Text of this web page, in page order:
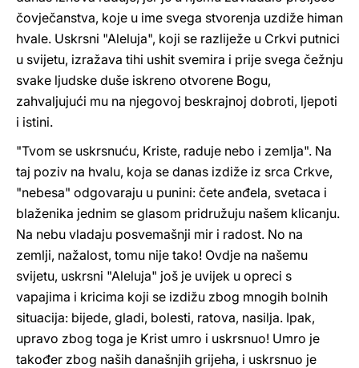
čovječanstva, koje u ime svega stvorenja uzdiže himan
hvale. Uskrsni "Aleluja", koji se razliježe u Crkvi putnici
u svijetu, izražava tihi ushit svemira i prije svega čežnju
svake ljudske duše iskreno otvorene Bogu,
zahvaljujući mu na njegovoj beskrajnoj dobroti, ljepoti
i istini.
"Tvom se uskrsnuću, Kriste, raduje nebo i zemlja". Na
taj poziv na hvalu, koja se danas izdiže iz srca Crkve,
"nebesa" odgovaraju u punini: čete anđela, svetaca i
blaženika jednim se glasom pridružuju našem klicanju.
Na nebu vladaju posvemašnji mir i radost. No na
zemlji, nažalost, tomu nije tako! Ovdje na našemu
svijetu, uskrsni "Aleluja" još je uvijek u opreci s
vapajima i kricima koji se izdižu zbog mnogih bolnih
situacija: bijede, gladi, bolesti, ratova, nasilja. Ipak,
upravo zbog toga je Krist umro i uskrsnuo! Umro je
također zbog naših današnjih grijeha, i uskrsnuo je